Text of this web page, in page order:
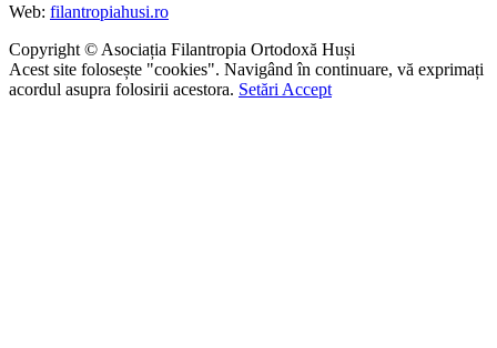
Web: filantropiahusi.ro
Copyright © Asociația Filantropia Ortodoxă Huși
Acest site folosește "cookies". Navigând în continuare, vă exprimați
acordul asupra folosirii acestora. Setări Accept